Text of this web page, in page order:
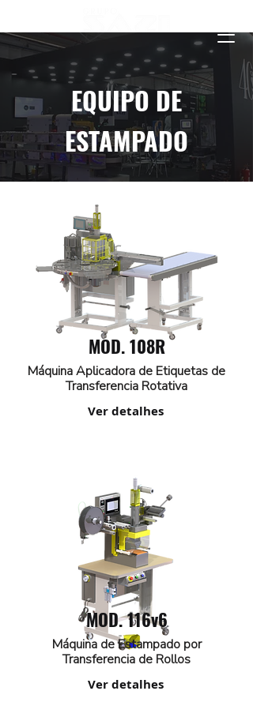
EQUIPO DE
ESTAMPADO
MOD. 108R
Máquina Aplicadora de Etiquetas de
Transferencia Rotativa
Ver detalhes
MOD. 116v6
Máquina de Estampado por
Transferencia de Rollos
Ver detalhes